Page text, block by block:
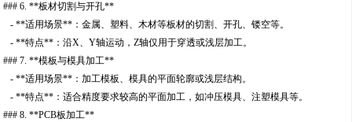
### 6. **板材切割与开孔**
- **适用场景**：金属、塑料、木材等板材的切割、开孔、镂空等。
- **特点**：沿X、Y轴运动，Z轴仅用于穿透或浅层加工。
### 7. **模板与模具加工**
- **适用场景**：加工模板、模具的平面轮廓或浅层结构。
- **特点**：适合精度要求较高的平面加工，如冲压模具、注塑模具等。
### 8. **PCB板加工**